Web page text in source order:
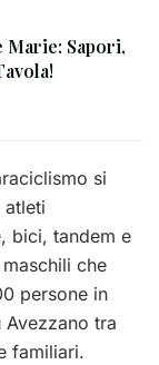
Marie: Sapori,
si
bici, tandem e
che
persone in
tra
familiari.